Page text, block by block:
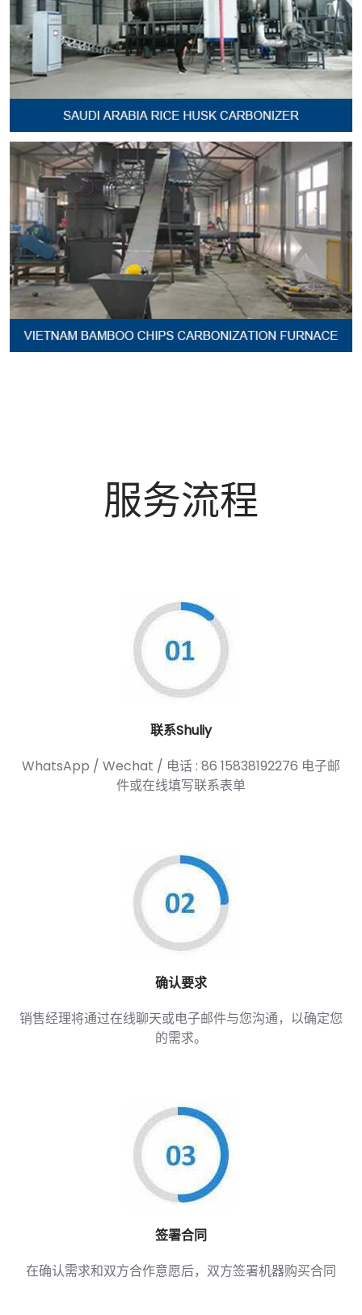
服务流程
联系Shuliy
WhatsApp / Wechat / 电话 : 86 15838192276 电子邮
件或在线填写联系表单
确认要求
销售经理将通过在线聊天或电子邮件与您沟通，以确定您
的需求。
签署合同
在确认需求和双方合作意愿后，双方签署机器购买合同